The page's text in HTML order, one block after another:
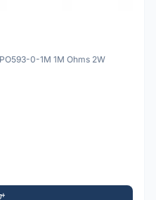
0-1M 1M Ohms 2W